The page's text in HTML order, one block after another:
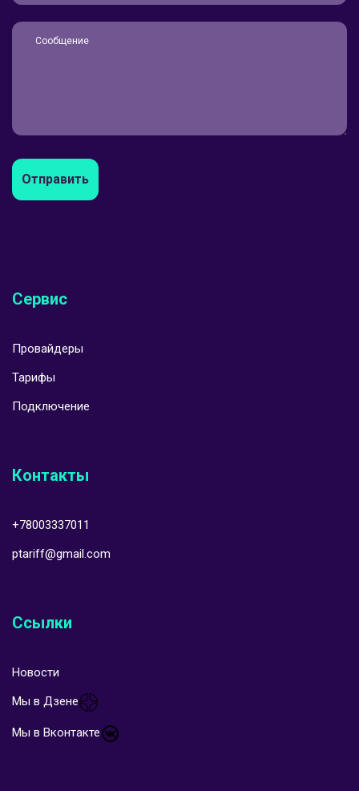
Отправить
Сервис
Провайдеры
Тарифы
Подключение
Контакты
+78003337011
ptariff@gmail.com
Ссылки
Новости
Мы в Дзене
Мы в Вконтакте